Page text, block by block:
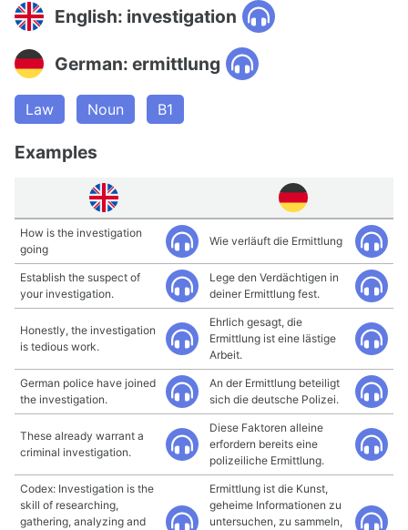
English: investigation
German: ermittlung
Law Noun B1
Examples
How is the investigation
going
Wie verläuft die Ermittlung
Establish the suspect of
your investigation.
Lege den Verdächtigen in
deiner Ermittlung fest.
Honestly, the investigation
is tedious work.
Ehrlich gesagt, die
Ermittlung ist eine lästige
Arbeit.
German police have joined
the investigation.
An der Ermittlung beteiligt
sich die deutsche Polizei.
These already warrant a
criminal investigation.
Diese Faktoren alleine
erfordern bereits eine
polizeiliche Ermittlung.
Codex: Investigation is the
skill of researching,
gathering, analyzing and
Ermittlung ist die Kunst,
geheime Informationen zu
untersuchen, zu sammeln,